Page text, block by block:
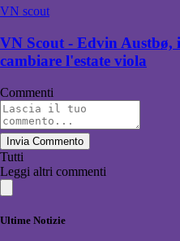
VN scout
VN Scout - Edvin Austbø,
cambiare l'estate viola
Commenti
Invia Commento
Tutti
Leggi altri commenti
Ultime Notizie